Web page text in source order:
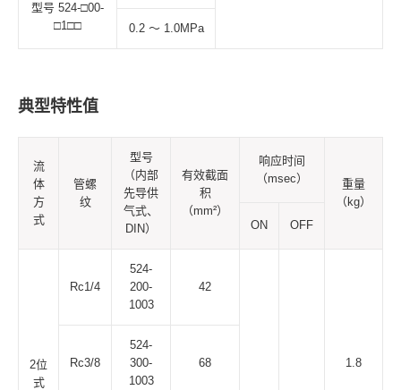
型号 524-□00-
□1□□
0.2 ～ 1.0MPa
典型特性值
流
体
方
式
管螺
纹
型号
（内部
先导供
气式、
DIN）
有效截面
积
（mm²）
响应时间
（msec）
重量
（kg）
ON
OFF
2位
式
Rc1/4
524-
200-
1003
42
1.8
Rc3/8
524-
300-
1003
68